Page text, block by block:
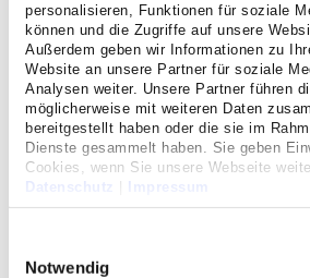
personalisieren, Funktionen für soziale
können und die Zugriffe auf unsere
Außerdem geben wir Informationen zu
Website an unsere Partner für soziale
Analysen weiter. Unsere Partner führen
möglicherweise mit weiteren Daten
bereitgestellt haben oder die sie im
Dienste gesammelt haben. Sie geben
Cookies, wenn Sie unsere Webseite
Datenschutz
Impressum
Notwendig
Ab dem 1. September 2026 ist Prof.
Zieren, einer der renommiertesten
Deutschlands, Chefarzt für
Nebenschilddrüsenchirurgie im
Hildegardis.
Erfahren Sie mehr